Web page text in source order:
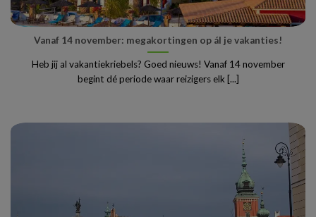
Vanaf 14 november: megakortingen op ál je vakanties!
Heb jij al vakantiekriebels? Goed nieuws! Vanaf 14 november
begint dé periode waar reizigers elk [...]